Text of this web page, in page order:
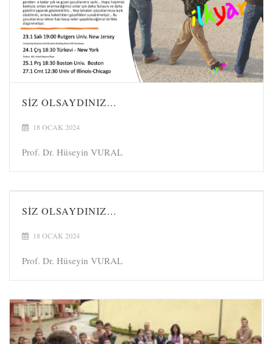
SIZ OLSAYDINIZ…
18 OCAK 2024
Prof. Dr. Hüseyin VURAL
SIZ OLSAYDINIZ…
18 OCAK 2024
Prof. Dr. Hüseyin VURAL